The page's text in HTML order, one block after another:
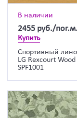
В наличии
2455 руб./пог.м.
Купить
Спортивный
LG Rexcourt Wood
SPF1001